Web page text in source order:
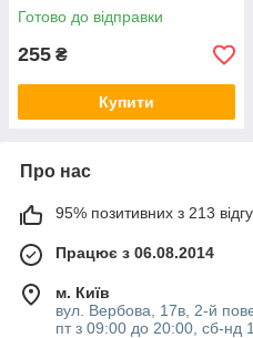
Готово до відправки
255 ₴
Купити
Про нас
95% позитивних з 213
Працює з 06.08.2014
м. Київ
вул. Вербова, 17в, 2-й
пт з 09:00 до 20:00, сб-нд